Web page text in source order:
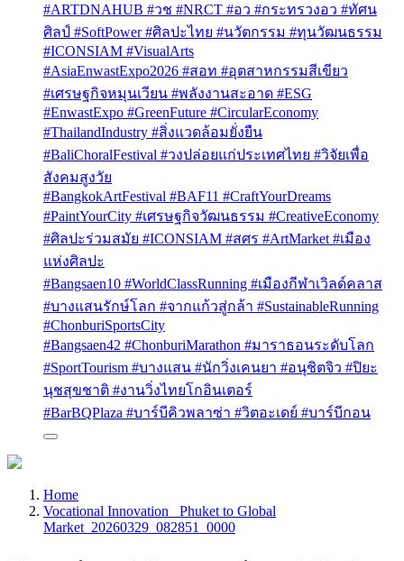
#ARTDNAHUB #วช #NRCT #อว #กระทรวงอว #ทัศน
ศิลป์ #SoftPower #ศิลปะไทย #นวัตกรรม #ทุนวัฒนธรรม
#ICONSIAM #VisualArts
#AsiaEnwastExpo2026 #สอท #อุตสาหกรรมสีเขียว
#เศรษฐกิจหมุนเวียน #พลังงานสะอาด #ESG
#EnwastExpo #GreenFuture #CircularEconomy
#ThailandIndustry #สิ่งแวดล้อมยั่งยืน
#BaliChoralFestival #วงปล่อยแก่ประเทศไทย #วิจัยเพื่อ
สังคมสูงวัย
#BangkokArtFestival #BAF11 #CraftYourDreams
#PaintYourCity #เศรษฐกิจวัฒนธรรม #CreativeEconomy
#ศิลปะร่วมสมัย #ICONSIAM #สศร #ArtMarket #เมือง
แห่งศิลปะ
#Bangsaen10 #WorldClassRunning #เมืองกีฬาเวิลด์คลาส
#บางแสนรักษ์โลก #จากแก้วสู่กล้า #SustainableRunning
#ChonburiSportsCity
#Bangsaen42 #ChonburiMarathon #มาราธอนระดับโลก
#SportTourism #บางแสน #นักวิ่งเคนยา #อนุชิตจิว #ปิยะ
นุชสุขชาติ #งานวิ่งไทยโกอินเตอร์
#BarBQPlaza #บาร์บีคิวพลาซ่า #วิตอะเดย์ #บาร์บีกอน
Home
Vocational Innovation_ Phuket to Global
Market_20260329_082851_0000